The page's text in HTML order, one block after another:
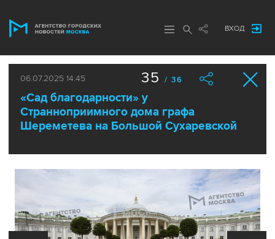
ВХОД
06.07.2025 14:45
«Сад благодарности» у
Странноприимного дома графа
Шереметева на Большой Сухаревской
35 / 36